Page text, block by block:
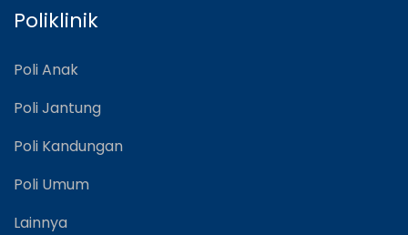
Poliklinik
Poli Anak
Poli Jantung
Poli Kandungan
Poli Umum
Lainnya